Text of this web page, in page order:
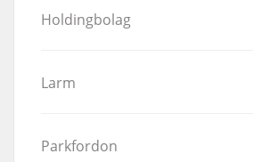
Holdingbolag
Larm
Parkfordon